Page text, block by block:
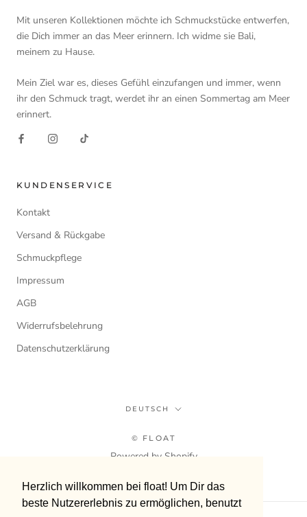
Herzlich willkommen bei float! Um Dir das
beste Nutzererlebnis zu ermöglichen, benutzt
Herzlich willkommen bei float! Um Dir das
beste Nutzererlebnis zu ermöglichen, benutzt
Mit unseren Kollektionen möchte ich Schmuckstücke entwerfen,
die Dich immer an das Meer erinnern. Ich widme sie Bali,
meinem zu Hause.
Mein Ziel war es, dieses Gefühl einzufangen und immer, wenn
ihr den Schmuck tragt, werdet ihr an einen Sommertag am Meer
erinnert.
KUNDENSERVICE
Kontakt
Versand & Rückgabe
Schmuckpflege
Impressum
AGB
Widerrufsbelehrung
Datenschutzerklärung
Sprache
DEUTSCH
© FLOAT
Powered by Shopify